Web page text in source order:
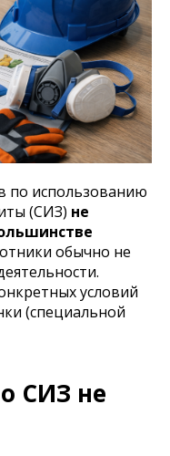
по использованию
(СИЗ) не
обычно не
условий
(специальной
СИЗ не